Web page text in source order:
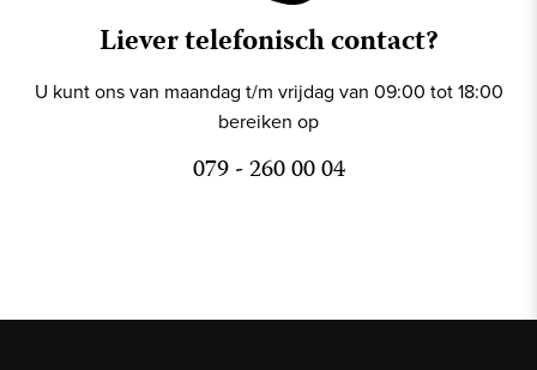
Liever telefonisch contact?
U kunt ons van maandag t/m vrijdag van 09:00 tot 18:00
bereiken op
079 - 260 00 04